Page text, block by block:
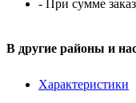
- При сумме
В другие районы и
Характеристики